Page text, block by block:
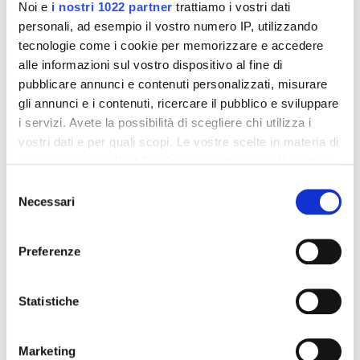
Noi e i nostri 1022 partner trattiamo i vostri dati
personali, ad esempio il vostro numero IP, utilizzando
tecnologie come i cookie per memorizzare e accedere
alle informazioni sul vostro dispositivo al fine di
pubblicare annunci e contenuti personalizzati, misurare
gli annunci e i contenuti, ricercare il pubblico e sviluppare
i servizi. Avete la possibilità di scegliere chi utilizza i
vostri dati e per quali scopi. Le vostre scelte in materia di
modificare o revocare il proprio consenso in qualsiasi
momento dalla Dichiarazione sui cookie o facendo clic
raccogliere informazioni sulla tua posizione
geografica, con un'approssimazione di qualche
Identificare il tuo dispositivo, scansionandolo
delNecessari
Preferenze
Statistiche
Marketing
Integratori per dimagrire
Amin 21 K al cacao - 21
Aggiungi al
Integratori per dimagrire
Amin 21 K neutro